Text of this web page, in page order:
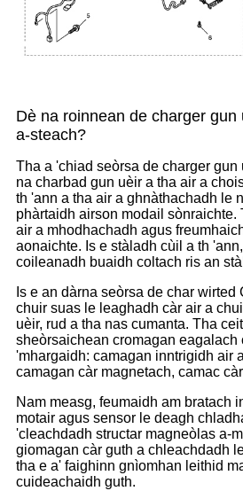
Dè na roinnean de charger gun
a-steach?
Tha a 'chiad seòrsa de charger
na charbad gun uèir a tha air a
th 'ann a tha air a ghnàthachadh le
phàrtaidh airson modail sònraichte.
air a mhodhachadh agus
aonaichte. Is e stàladh cùil a th
coileanadh buaidh coltach ris an
Is e an dàrna seòrsa de char wirted
chuir suas le leaghadh càr air a
uèir, rud a tha nas cumanta. Tha
sheòrsaichean cromagan eagalach
'mhargaidh: camagan inntrigidh air
camagan càr magnetach, camac
Nam measg, feumaidh am bratach
motair agus sensor le deagh
'cleachdadh structar magneòlas a-
giomagan càr guth a chleachdadh
tha e a' faighinn gnìomhan leithid
cuideachaidh guth.